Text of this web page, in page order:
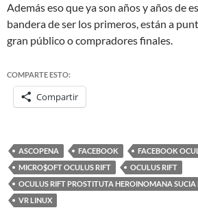
Además eso que ya son años y años de
bandera de ser los primeros, están a
gran público o compradores finales.
COMPARTE ESTO:
Compartir
ASCOPENA FACEBOOK FACEBOOK
MICRO$OFT OCULUS RIFT
OCULUS RIFT
OCULUS RIFT PROSTITUTA HEROINOMANA SUCIA
VR LINUX